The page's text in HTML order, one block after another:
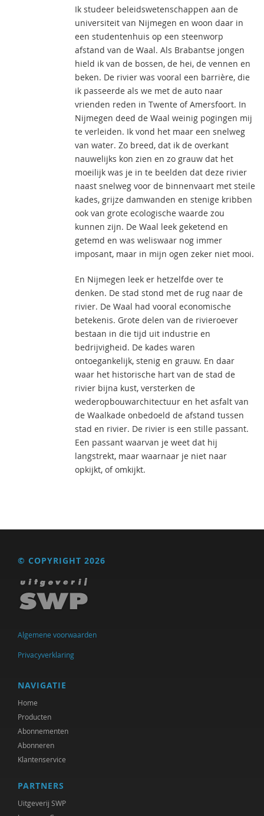
Ik studeer beleidswetenschappen aan de
universiteit van Nijmegen en woon daar in
een studentenhuis op een steenworp
afstand van de Waal. Als Brabantse jongen
hield ik van de bossen, de hei, de vennen en
beken. De rivier was vooral een barrière, die
ik passeerde als we met de auto naar
vrienden reden in Twente of Amersfoort. In
Nijmegen deed de Waal weinig pogingen mij
te verleiden. Ik vond het maar een snelweg
van water. Zo breed, dat ik de overkant
nauwelijks kon zien en zo grauw dat het
moeilijk was je in te beelden dat deze rivier
naast snelweg voor de binnenvaart met steile
kades, grijze damwanden en stenige kribben
ook van grote ecologische waarde zou
kunnen zijn. De Waal leek geketend en
getemd en was weliswaar nog immer
imposant, maar in mijn ogen zeker niet mooi.
En Nijmegen leek er hetzelfde over te
denken. De stad stond met de rug naar de
rivier. De Waal had vooral economische
betekenis. Grote delen van de rivieroever
bestaan in die tijd uit industrie en
bedrijvigheid. De kades waren
ontoegankelijk, stenig en grauw. En daar
waar het historische hart van de stad de
rivier bijna kust, versterken de
wederopbouwarchitectuur en het asfalt van
de Waalkade onbedoeld de afstand tussen
stad en rivier. De rivier is een stille passant.
Een passant waarvan je weet dat hij
langstrekt, maar waarnaar je niet naar
opkijkt, of omkijkt.
© COPYRIGHT 2026
Algemene voorwaarden
Privacyverklaring
NAVIGATIE
Home
Producten
Abonnementen
Abonneren
Klantenservice
PARTNERS
Uitgeverij SWP